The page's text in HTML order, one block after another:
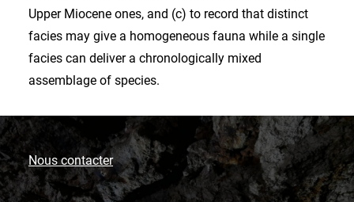
Upper Miocene ones, and (c) to record that distinct
facies may give a homogeneous fauna while a single
facies can deliver a chronologically mixed
assemblage of species.
Nous contacter